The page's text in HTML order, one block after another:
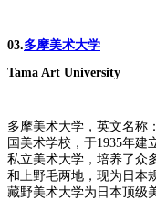
03.多摩美术大学
Tama Art University
多摩美术大学，英文名称
国美术学校，于1935年建
私立美术大学，培养了众
和上野毛两地，现为日本
藏野美术大学为日本顶级